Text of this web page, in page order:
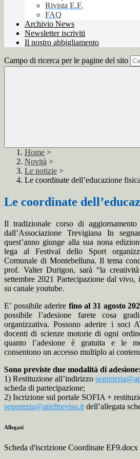
Rivista E.F.
FAQ
Archivio News
Newsletter iscriviti
Il nostro abbigliamento
Campo di ricerca per le pagine del sito
Home >
Novità >
Le notizie >
Le coordinate dell’educazione fisica
Le coordinate
Il tradizionale corso di aggiornamento
dall’Associazione Trevigiana In
quest’anno giunge alla sua nona
lega al Festival dello Sport
Comunale di Montebelluna. Il tema
prof. Valter Durigon, sarà “la
settembre 2021 Partecipazione dal
su canale youtube.
E’ possibile aderire fino al 31 agosto
possibile l’adesione farete cosa
organizzativa. Possono aderire i
docenti di scienze motorie di ogni
quanto l’adesione è gratuita e le
consentono un accesso multiplo ai
Sono previste due modalità di adesione:
1) Restituzione all’indirizzo
scheda di partecipazione;
2) Iscrizione sul portale SOFIA +
segreteria@atieftreviso.it dell’allegata
Allegati
Scheda d'iscrizione Coordinate EF9.docx